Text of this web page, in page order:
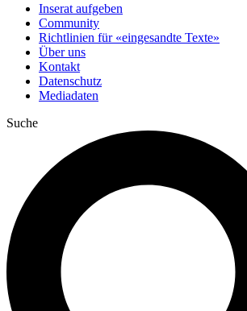
Inserat aufgeben
Community
Richtlinien für «eingesandte Texte»
Über uns
Kontakt
Datenschutz
Mediadaten
Suche